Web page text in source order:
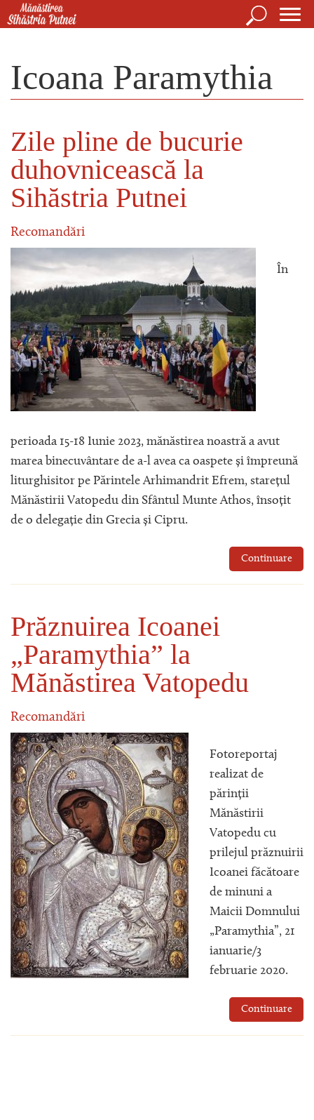
Mergi la conţinutul principal
Căutare
Icoana Paramythia
Zile pline de bucurie
duhovnicească la
Sihăstria Putnei
Recomandări
În
perioada 15-18 Iunie 2023, mănăstirea noastră a avut
marea binecuvântare de a-l avea ca oaspete și împreună
liturghisitor pe Părintele Arhimandrit Efrem, starețul
Mănăstirii Vatopedu din Sfântul Munte Athos, însoțit
de o delegație din Grecia și Cipru.
Continuare
Prăznuirea Icoanei
„Paramythia” la
Mănăstirea Vatopedu
Recomandări
Fotoreportaj
realizat de
părinții
Mănăstirii
Vatopedu cu
prilejul prăznuirii
Icoanei făcătoare
de minuni a
Maicii Domnului
„Paramythia”, 21
ianuarie/3
februarie 2020.
Continuare